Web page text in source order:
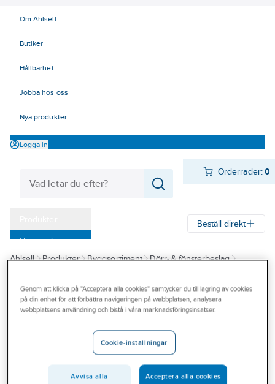
Om Ahlsell
Butiker
Hållbarhet
Jobba hos oss
Nya produkter
Logga in
Orderrader:0
Varumärken
Kampanjer
Outlet
Branscher
Beställ direkt
Ahlsell Produkter Byggsortiment
Dörr- & fönsterbeslag
A-COLLECTION
Spärranordning
A84
SPÄRRANORDNING
A84 VIT SB
Artikelnummer:
Genom att klicka på "Acceptera alla cookies" samtycker du till lagring av cookies
på din enhet för att förbättra navigeringen på webbplatsen, analysera
webbplatsens användning och bistå i våra marknadsföringsinsatser.
Cookie-inställningar
Avvisa alla Acceptera alla cookies